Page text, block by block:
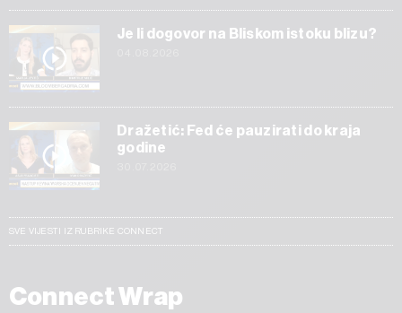
Je li dogovor na Bliskom istoku blizu?
Dražetić: Fed će pauzirati do kraja
godine
SVE VIJESTI IZ RUBRIKE CONNECT
Connect Wrap